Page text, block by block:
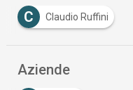
C
Claudio Ruffini
Aziende